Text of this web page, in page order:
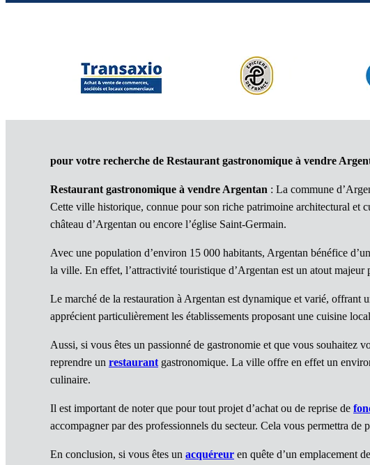
pour votre recherche de Restaurant gastronomique à vendre
Restaurant gastronomique à vendre Argentan : La commune
Cette ville historique, connue pour son riche patrimoine architectural et
château d’Argentan ou encore l’église Saint-Germain.
Avec une population d’environ 15 000 habitants, Argentan bénéfice
la ville. En effet, l’attractivité touristique d’Argentan est un atout majeur
Le marché de la restauration à Argentan est dynamique et varié, offrant
apprécient particulièrement les établissements proposant une cuisine
Aussi, si vous êtes un passionné de gastronomie et que vous souhaitez
reprendre un restaurant gastronomique. La ville offre en effet un
culinaire.
Il est important de noter que pour tout projet d’achat ou de reprise de
accompagner par des professionnels du secteur. Cela vous permettra
En conclusion, si vous êtes un acquéreur en quête d’un emplacement